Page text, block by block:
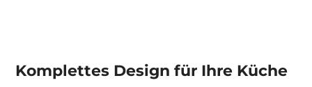
Komplettes Design für Ihre Küche